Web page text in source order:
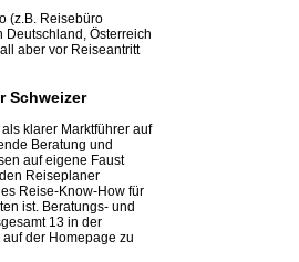
(z.B. Reisebüro
Deutschland, Österreich
aber vor Reiseantritt
Schweizer
, als klarer Marktführer auf
Beratung und
auf eigene Faust
Reiseplaner
Reise-Know-How für
ist. Beratungs- und
13 in der
der Homepage zu